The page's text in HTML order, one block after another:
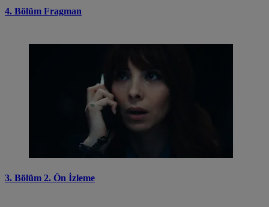
4. Bölüm Fragman
3. Bölüm 2. Ön İzleme